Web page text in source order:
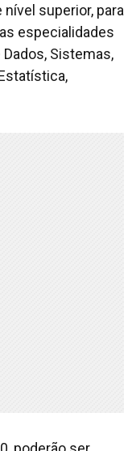
superior, para
especialidades
Sistemas,